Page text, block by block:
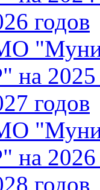
годов
на 2025
годов
на 2026
годов